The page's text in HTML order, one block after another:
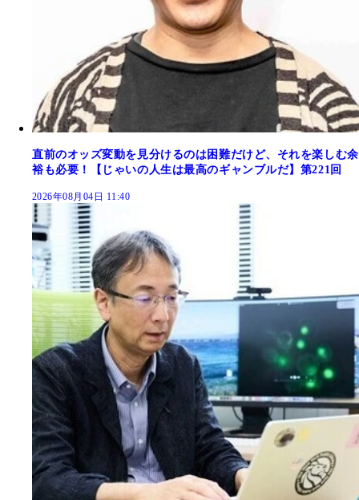
直前のオッズ変動を見分けるのは困難だけど、それを楽しむ余
裕も必要！【じゃいの人生は最高のギャンブルだ】第221回
2026年08月04日 11:40